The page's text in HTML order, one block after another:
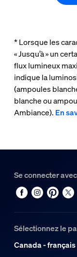
* Lorsque les
« Jusqu’à » un
flux lumineux
indique la
(ampoules
blanche ou
Ambiance). En
Se connecter
Sélectionnez le
Canada - français